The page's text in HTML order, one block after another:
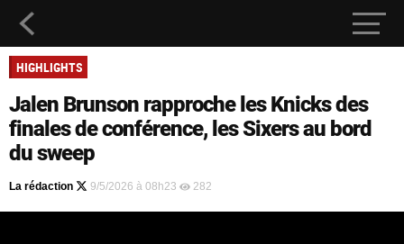
HIGHLIGHTS
Jalen Brunson rapproche les Knicks des
finales de conférence, les Sixers au bord
du sweep
La rédaction 9/5/2026 à 08h23 282